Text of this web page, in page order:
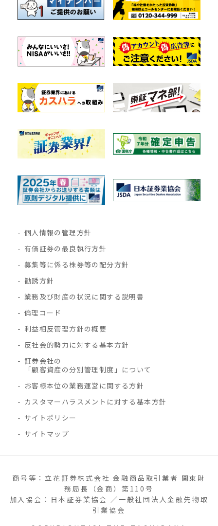
個人情報の管理方針
有価証券の最良執行方針
募集等に係る株券等の配分方針
勧誘方針
業務及び財産の状況に関する説明書
倫理コード
利益相反管理方針の概要
反社会的勢力に対する基本方針
証券会社の
「顧客資産の分別管理制度」について
お客様本位の業務運営に関する方針
カスタマーハラスメントに対する基本方針
サイトポリシー
サイトマップ
商号等：立花証券株式会社 金融商品取引業者 関東財
務局長（金商）第110号
加入協会：日本証券業協会 ／一般社団法人金融先物取
引業協会